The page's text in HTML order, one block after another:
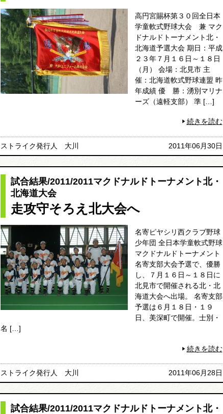
高円宮賜杯第３０回全日本
学童軟式野球大会 兼 マク
ドナルドトーナメント北・
北海道予選大会 期日：平成
２３年７月１６日～１８日
（月） 会場：北見市 主
催：北海道軟式野球連盟 昨
年成績 優 勝：湧別マリナ
ーズ（遠軽支部） 準 […]
続きを読む
ストライク発行人 大川 2011年06月30日
試合結果/2011/2011マクドナルドトーナメント北・
北海道大会
走攻守そろえ北大会へ
名寄ピヤシリ西クラブ野球
少年団 全日本学童軟式野球
マクドナルドトーナメント
名寄支部大会予選で、優勝
し、７月１６日～１８日に
北見市で開催される北・北
海道大会へ出場。 名寄支部
予選は６月１８日・１９
日、美深町で開催。士別・
名 […]
続きを読む
ストライク発行人 大川 2011年06月28日
試合結果/2011/2011マクドナルドトーナメント北・